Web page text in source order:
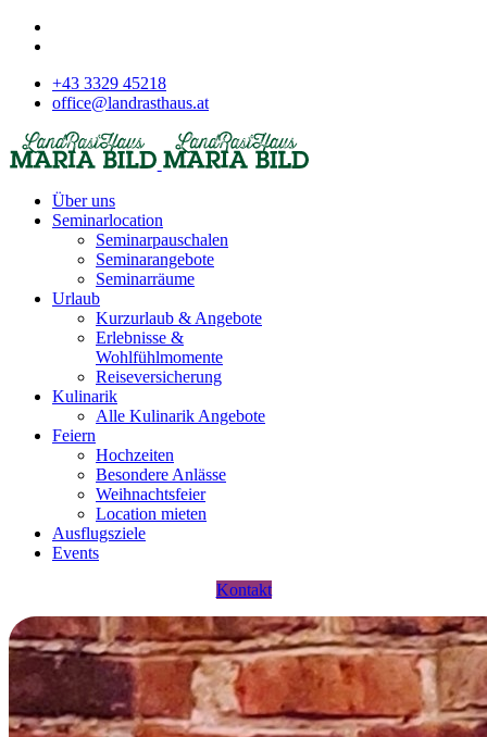
+43 3329 45218
office@landrasthaus.at
Über uns
Seminarlocation
Seminarpauschalen
Seminarangebote
Seminarräume
Urlaub
Kurzurlaub & Angebote
Erlebnisse &
Wohlfühlmomente
Reiseversicherung
Kulinarik
Alle Kulinarik Angebote
Feiern
Hochzeiten
Besondere Anlässe
Weihnachtsfeier
Location mieten
Ausflugsziele
Events
Kontakt